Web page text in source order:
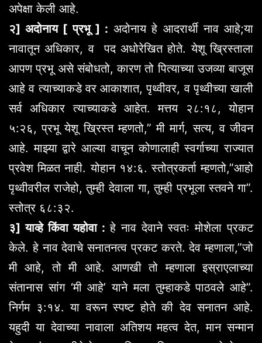
अपेक्षा केली आहे.
२] अदोनाय [ प्रभू ] : अदोनाय हे आदरार्थी नाव आहे;या
नावातून अधिकार, व पद अधोरेखित होते. येशू ख्रिस्ताला
आपण प्रभू असे संबोधतो, कारण तो पित्याच्या उजव्या बाजूस
आहे व त्याच्याकडे वर आकाशात, पृथ्वीवर, व पृथ्वीच्या खाली
सर्व अधिकार त्याच्याकडे आहेत. मत्तय २८:१८, योहान
५:२६, प्रभू येशू ख्रिस्त म्हणतो,” मी मार्ग, सत्य, व जीवन
आहे. माझ्या द्वारे आल्या वाचून कोणालाही स्वर्गाच्या राज्यात
प्रवेश मिळत नाही. योहान १४:६. स्तोत्रकर्ता म्हणतो,”आहो
पृथ्वीवरील राजेहो, तुम्ही देवाला गा, तुम्ही प्रभूला स्तवने गा”.
स्तोत्र ६८:३२.
३] याव्हे किंवा यहोवा :हे नाव देवाने स्वतः मोशेला प्रकट
केले. हे नाव देवाचे सनातनत्व प्रकट करते. देव म्हणाला,”जो
मी आहे, तो मी आहे. आणखी तो म्हणाला इस्राएलाच्या
संतानास सांग ‘मी आहे’ याने मला तुम्हाकडे पाठवले आहे”.
निर्गम ३:१४. या वरून स्पष्ट होते की देव सनातन आहे.
यहुदी या देवाच्या नावाला अतिशय महत्व देत, मान सन्मान